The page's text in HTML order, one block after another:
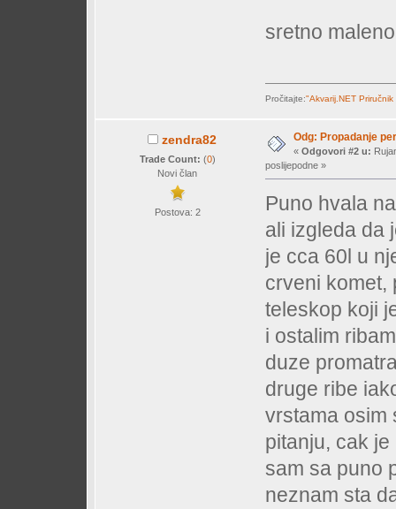
sretno
Pročitajte:"Akvarij.NET
zendra82
Trade Count: (0)
Novi član
Postova: 2
Odg: Propadanje
« Odgovori #2 u:
poslijepodne »
Puno hvala
ali izgleda da
je cca 60l u
crveni komet,
teleskop koji
i ostalim
duze
druge ribe
vrstama osim
pitanju, cak
sam sa puno
neznam sta